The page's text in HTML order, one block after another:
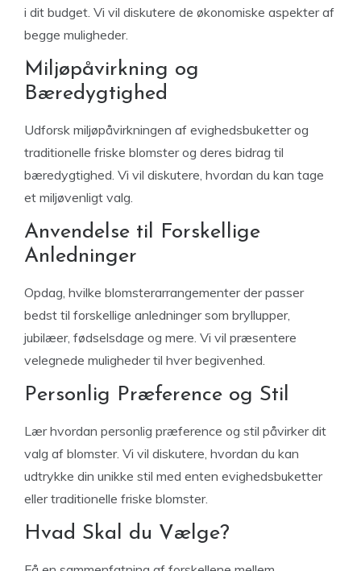
i dit budget. Vi vil diskutere de økonomiske aspekter af
begge muligheder.
Miljøpåvirkning og
Bæredygtighed
Udforsk miljøpåvirkningen af evighedsbuketter og
traditionelle friske blomster og deres bidrag til
bæredygtighed. Vi vil diskutere, hvordan du kan tage
et miljøvenligt valg.
Anvendelse til Forskellige
Anledninger
Opdag, hvilke blomsterarrangementer der passer
bedst til forskellige anledninger som bryllupper,
jubilæer, fødselsdage og mere. Vi vil præsentere
velegnede muligheder til hver begivenhed.
Personlig Præference og Stil
Lær hvordan personlig præference og stil påvirker dit
valg af blomster. Vi vil diskutere, hvordan du kan
udtrykke din unikke stil med enten evighedsbuketter
eller traditionelle friske blomster.
Hvad Skal du Vælge?